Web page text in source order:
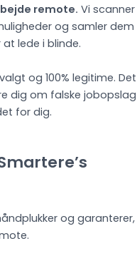
remote. Vi scanner
og samler dem
lede i blinde.
og 100% legitime. Det
dig om falske jobopslag
for dig.
og garanterer,